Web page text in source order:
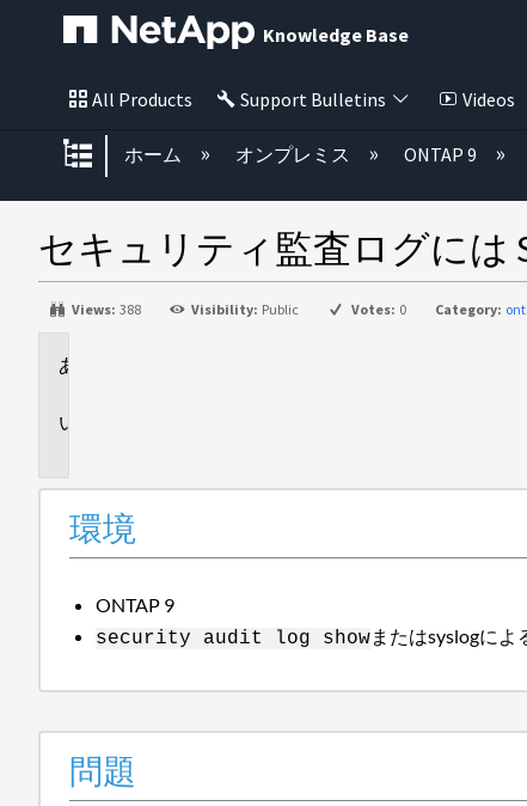
Knowledge Base
All Products Support Bulletins Videos
グローバル階層を展開/折りたた
ホーム オンプレミス ONTAP 9
セキュリティ監査ログには
Views: 388 Visibility: Public Votes: 0 Category:
環境
ONTAP 9
security audit log showまたはsyslogに
問題